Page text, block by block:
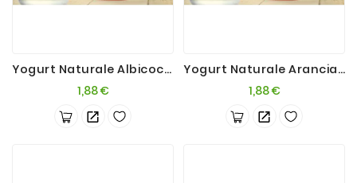
Yogurt Naturale Albicocca 200g
1,88 €Prezzo
Yogurt Naturale Arancia/Pesca 200g
1,88 €Prezzo